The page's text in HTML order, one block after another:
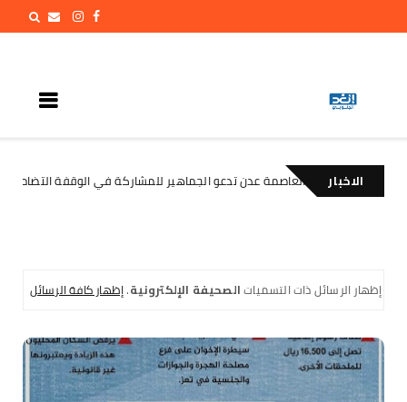
الاخبار
عدن تدعو الجماهير للمشاركة في الوقفة التضامنية مع المعتقل البطل
‏إظهار الرسائل ذات التسمياتالصحيفة الإلكترونية.إظهار كافة الرسائل